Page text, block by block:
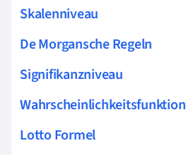
Skalenniveau
De Morgansche Regeln
Signifikanzniveau
Wahrscheinlichkeitsfunktion
Lotto Formel